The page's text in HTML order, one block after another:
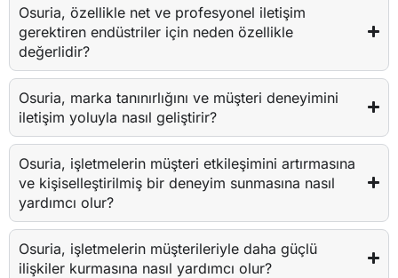
Osuria, özellikle net ve profesyonel iletişim
gerektiren endüstriler için neden özellikle
değerlidir?
Osuria, marka tanınırlığını ve müşteri deneyimini
iletişim yoluyla nasıl geliştirir?
Osuria, işletmelerin müşteri etkileşimini artırmasına
ve kişiselleştirilmiş bir deneyim sunmasına nasıl
yardımcı olur?
Osuria, işletmelerin müşterileriyle daha güçlü
ilişkiler kurmasına nasıl yardımcı olur?